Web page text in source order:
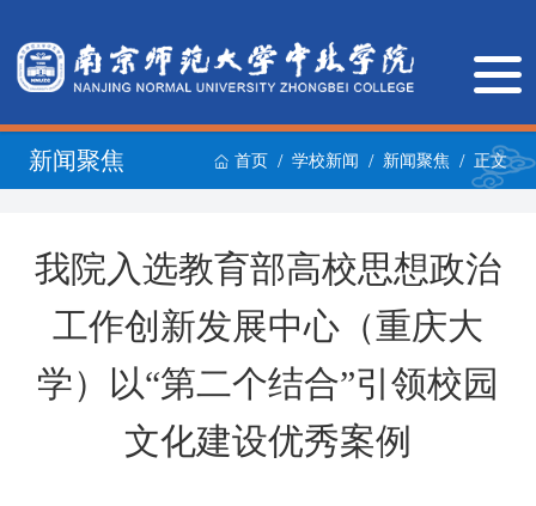
新闻聚焦 首页 / 学校新闻 / 新闻聚焦 / 正文
我院入选教育部高校思想政治
工作创新发展中心（重庆大
学）以“第二个结合”引领校园
文化建设优秀案例